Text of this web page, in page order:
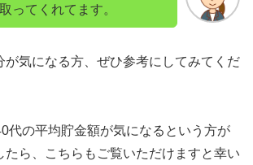
ってくれてます。
が気になる方、ぜひ参考にしてみてくだ
代の平均貯金額が気になるという方が
たら、こちらもご覧いただけますと幸い